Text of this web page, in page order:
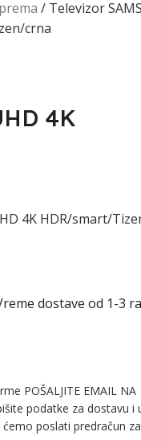
Televizor
crna
4K
4K HDR/smart/
dostave od 1-3
POŠALJITE EMAIL NA
podatke za dostavu i
poslati predračun